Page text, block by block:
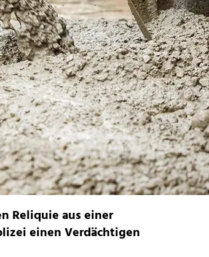
Reliquie aus einer
einen Verdächtigen